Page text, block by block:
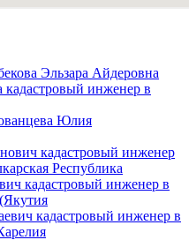
Эльзара Айдеровна
кадастровый инженер в
Юлия
кадастровый инженер
Республика
кадастровый инженер в
кадастровый инженер в